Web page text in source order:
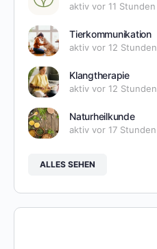
aktiv vor 11 Stunden
Tierkommunikation
aktiv vor 12 Stunden
Klangtherapie
aktiv vor 12 Stunden
Naturheilkunde
aktiv vor 17 Stunden
ALLES SEHEN